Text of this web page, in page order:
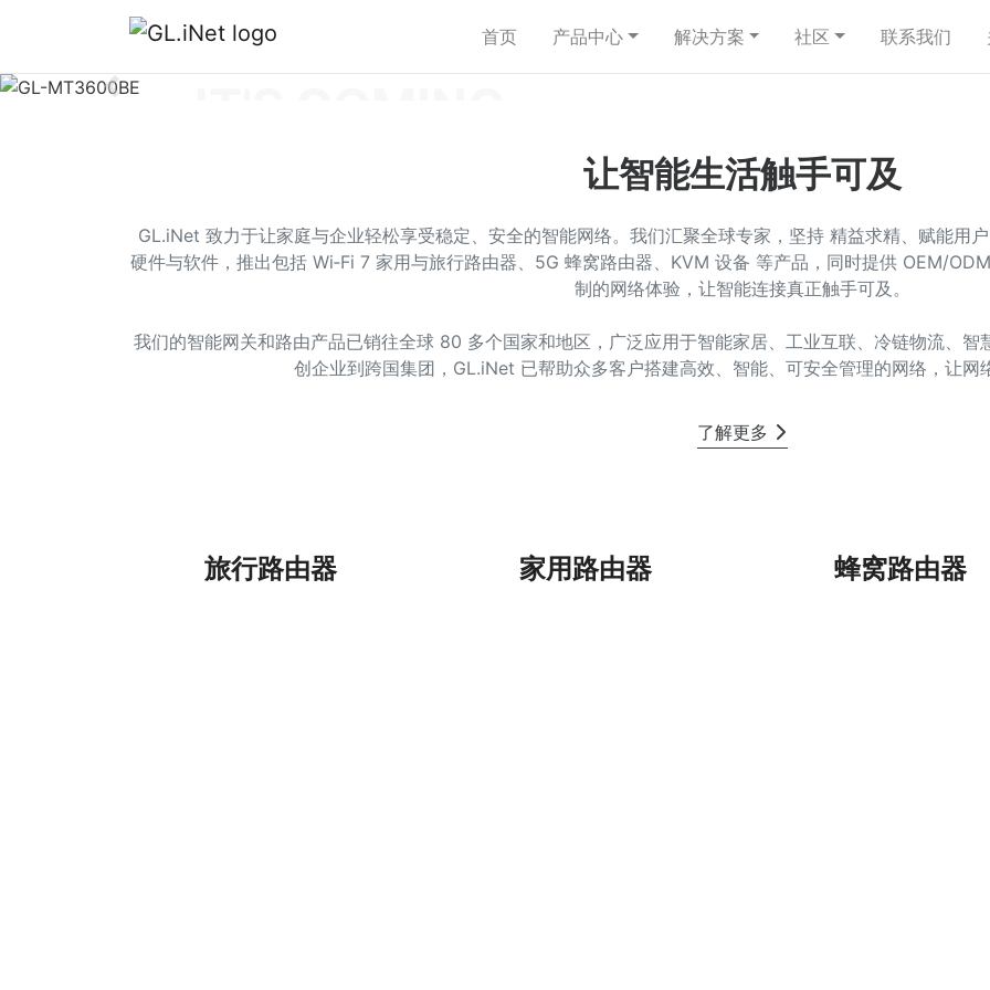
首页 产品中心 解决方案 社区 联系我们
敬请期待
Previous
让智能生活触手可及
GL.iNet 致力于让家庭与企业轻松享受稳定、安全的智能网络。我们汇聚全球专家，坚持 精益求精、赋能用
硬件与软件，推出包括 Wi‑Fi 7 家用与旅行路由器、5G 蜂窝路由器、KVM 设备 等产品，同时提供 OEM/
制的网络体验，让智能连接真正触手可及。
我们的智能网关和路由产品已销往全球 80 多个国家和地区，广泛应用于智能家居、工业互联、冷链物流、
创企业到跨国集团，GL.iNet 已帮助众多客户搭建高效、智能、可安全管理的网络，让网
了解更多
旅行路由器 家用路由器 蜂窝路由器